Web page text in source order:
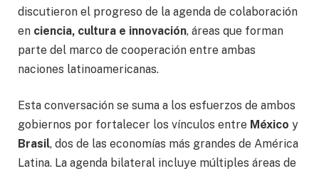
discutieron el progreso de la agenda de colaboración
en ciencia, cultura e innovación, áreas que forman
parte del marco de cooperación entre ambas
naciones latinoamericanas.
Esta conversación se suma a los esfuerzos de ambos
gobiernos por fortalecer los vínculos entre México y
Brasil, dos de las economías más grandes de América
Latina. La agenda bilateral incluye múltiples áreas de